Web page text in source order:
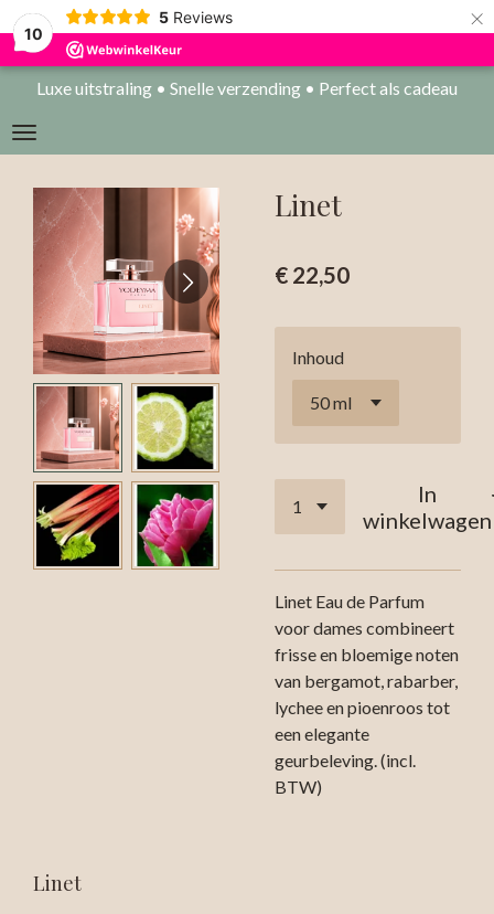
10
5 Reviews ×
Luxe uitstraling • Snelle verzending • Perfect als cadeau
Linet
€ 22,50
Inhoud
In
winkelwagen
Linet Eau de Parfum
voor dames combineert
frisse en bloemige noten
van bergamot, rabarber,
lychee en pioenroos tot
een elegante
geurbeleving. (incl.
BTW)
Linet